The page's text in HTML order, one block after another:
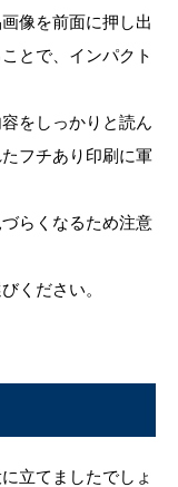
像を前面に押し出
とで、インパクト
をしっかりと読ん
フチあり印刷に軍
らくなるため注意
ください。
立てましたでしょ